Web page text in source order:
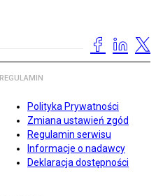
REGULAMIN
Polityka Prywatności
Zmiana ustawień zgód
Regulamin serwisu
Informacje o nadawcy
Deklaracja dostępności